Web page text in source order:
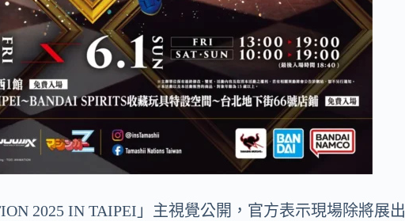
2025 IN TAIPEI」主視覺公開，官方表示現場除將展出